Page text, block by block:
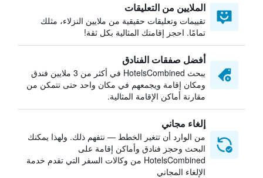
الملايين من التعليقات
تقييمات وتعليقات حقيقية من ملايين النزلاء، مثلك
تمامًا. احجز إقامتك المثالية بكل ثقة!
أفضل صفقات الفنادق
يبحث HotelsCombined في أكثر من 3 ملايين فندق
ومكان إقامة ويجمعهم في مكان واحد حتى تتمكن من
مقارنة أماكن الإقامة المثالية.
إلغاء مجاني
من الوارد أن تتغير الخطط — نتفهم ذلك. ولهذا يمكنك
البحث وحجز فنادق وأماكن إقامة على
HotelsCombined من وكالات السفر التي تقدم خدمة
الإلغاء المجاني